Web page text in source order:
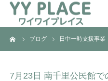
ブログ 日中一時支援事業
7月23日 南千里公民館で
YY PLACEについて